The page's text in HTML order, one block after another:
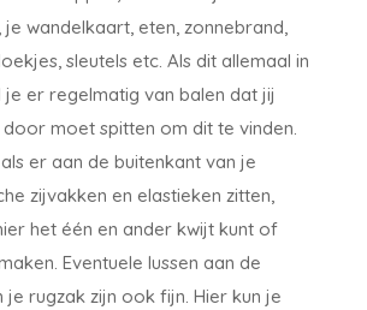
wandelkaart, eten, zonnebrand,
sleutels etc. Als dit allemaal in
je er regelmatig van balen dat jij
moet spitten om dit te vinden.
er aan de buitenkant van je
zijvakken en elastieken zitten,
het één en ander kwijt kunt of
Eventuele lussen aan de
je rugzak zijn ook fijn. Hier kun je